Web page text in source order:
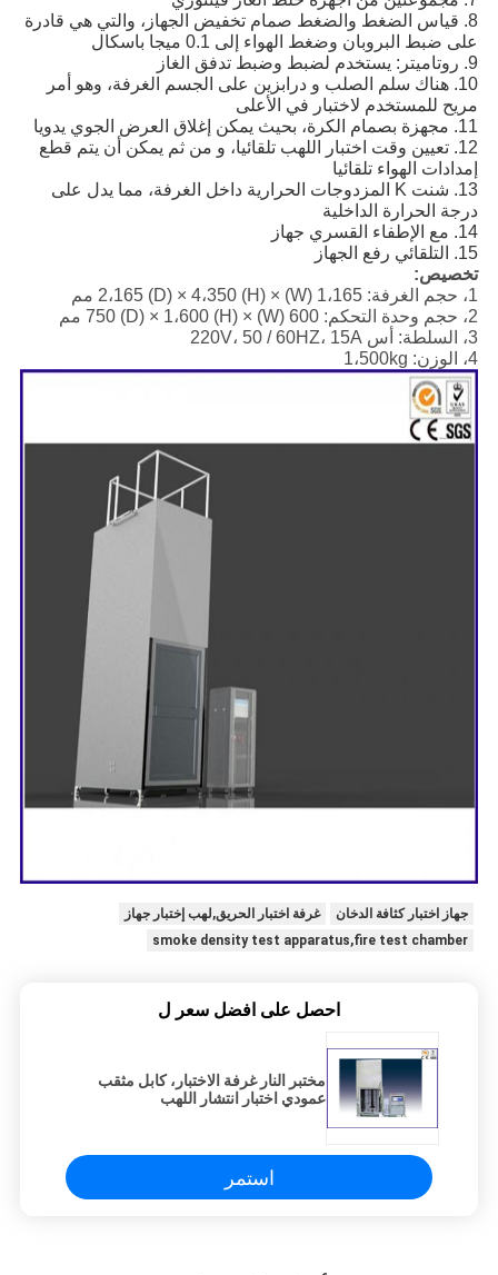
8. قياس الضغط والضغط صمام تخفيض الجهاز، والتي هي قادرة
على ضبط البروبان وضغط الهواء إلى 0.1 ميجا باسكال
9. روتاميتر: يستخدم لضبط وضبط تدفق الغاز
10. هناك سلم الصلب و درابزين على الجسم الغرفة، وهو أمر
مريح للمستخدم لاختبار في الأعلى
11. مجهزة بصمام الكرة، بحيث يمكن إغلاق العرض الجوي يدويا
12. تعيين وقت اختبار اللهب تلقائيا، و من ثم يمكن أن يتم قطع
إمدادات الهواء تلقائيا
13. شنت K المزدوجات الحرارية داخل الغرفة، مما يدل على
درجة الحرارة الداخلية
14. مع الإطفاء القسري جهاز
15. التلقائي رفع الجهاز
تخصيص:
1، حجم الغرفة: 1،165 (W) × 2،165 (D) × 4،350 (H) مم
2، حجم وحدة التحكم: 600 (W) × 750 (D) × 1،600 (H) مم
3، السلطة: أس 220V، 50 / 60HZ، 15A
4، الوزن: 1،500kg
جهاز اختبار كثافة الدخان
غرفة اختبار الحريق,لهب إختبار جهاز
smoke density test apparatus,fire test chamber
احصل على افضل سعر ل
مختبر النار غرفة الاختبار، كابل مثقب
عمودي اختبار انتشار اللهب
استمر